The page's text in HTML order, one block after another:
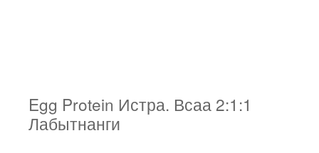
Egg Protein Истра. Всаа 2:1:1
Лабытнанги